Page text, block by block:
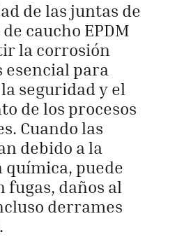
de las juntas de
caucho EPDM
la corrosión
esencial para
seguridad y el
de los procesos
Cuando las
debido a la
química, puede
fugas, daños al
derrames